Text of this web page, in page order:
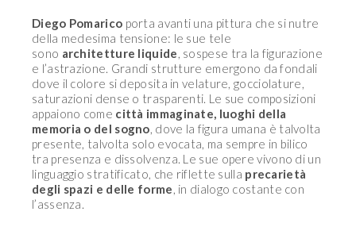
Diego Pomarico porta avanti una pittura che si nutre
della medesima tensione: le sue tele
sono architetture liquide, sospese tra la figurazione
e l’astrazione. Grandi strutture emergono da fondali
dove il colore si deposita in velature, gocciolature,
saturazioni dense o trasparenti. Le sue composizioni
appaiono come città immaginate, luoghi della
memoria o del sogno, dove la figura umana è talvolta
presente, talvolta solo evocata, ma sempre in bilico
tra presenza e dissolvenza. Le sue opere vivono di un
linguaggio stratificato, che riflette sulla precarietà
degli spazi e delle forme, in dialogo costante con
l’assenza.